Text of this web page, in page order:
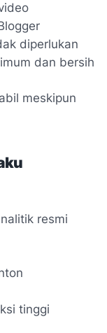
diperlukan
dan bersih
meskipun
resmi
tinggi